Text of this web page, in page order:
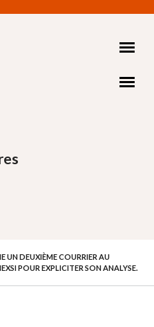
UN DEUXIÈME COURRIER AU
POUR EXPLICITER SON ANALYSE.